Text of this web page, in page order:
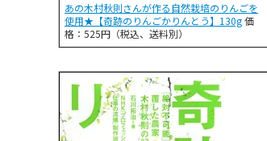
あの木村秋則さんが作る自然栽培のりんごを
使用★【奇跡のりんごかりんとう】130g価
格：525円（税込、送料別）